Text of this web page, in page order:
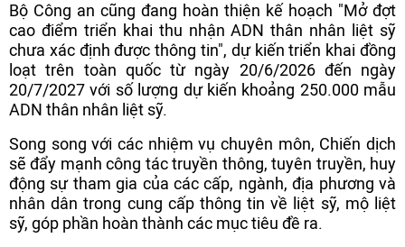
Bộ Công an cũng đang hoàn thiện kế hoạch "Mở đợt
cao điểm triển khai thu nhận ADN thân nhân liệt sỹ
chưa xác định được thông tin", dự kiến triển khai đồng
loạt trên toàn quốc từ ngày 20/6/2026 đến ngày
20/7/2027 với số lượng dự kiến khoảng 250.000 mẫu
ADN thân nhân liệt sỹ.
Song song với các nhiệm vụ chuyên môn, Chiến dịch
sẽ đẩy mạnh công tác truyền thông, tuyên truyền, huy
động sự tham gia của các cấp, ngành, địa phương và
nhân dân trong cung cấp thông tin về liệt sỹ, mộ liệt
sỹ, góp phần hoàn thành các mục tiêu đề ra.